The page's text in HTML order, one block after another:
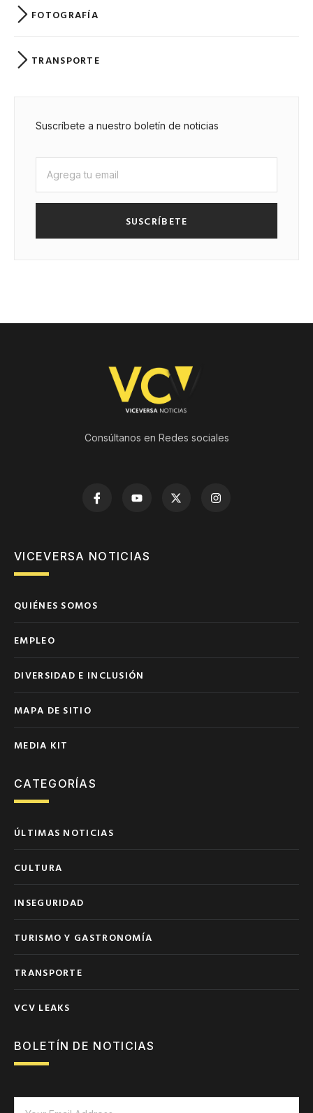
FOTOGRAFÍA
TRANSPORTE
Suscríbete a nuestro boletín de noticias
SUSCRÍBETE
Consúltanos en Redes sociales
VICEVERSA NOTICIAS
QUIÉNES SOMOS
EMPLEO
DIVERSIDAD E INCLUSIÓN
MAPA DE SITIO
MEDIA KIT
CATEGORÍAS
ÚLTIMAS NOTICIAS
CULTURA
INSEGURIDAD
TURISMO Y GASTRONOMÍA
TRANSPORTE
VCV LEAKS
BOLETÍN DE NOTICIAS